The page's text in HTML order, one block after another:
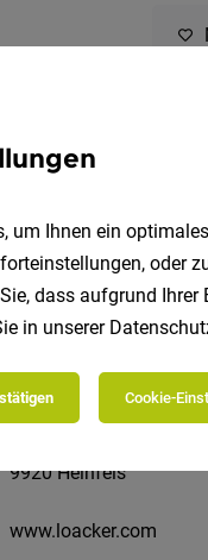
A. Loacker AG
9920 Heinfels
www.loacker.com
um Ihnen ein
oder
dass aufgrund
in unserer
Cookie-